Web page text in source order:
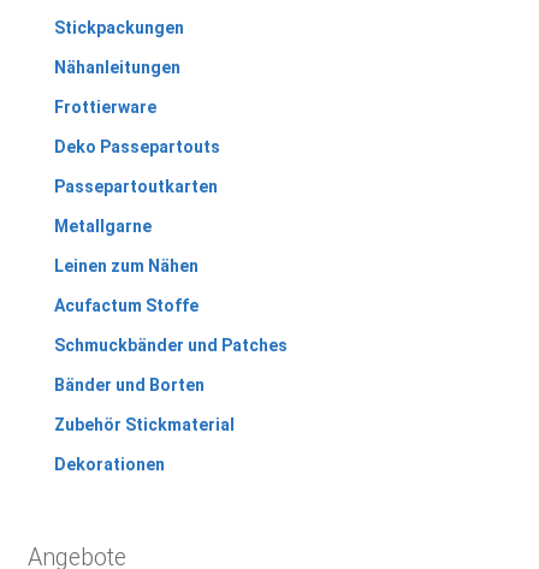
Stickpackungen
Nähanleitungen
Frottierware
Deko Passepartouts
Passepartoutkarten
Metallgarne
Leinen zum Nähen
Acufactum Stoffe
Schmuckbänder und Patches
Bänder und Borten
Zubehör Stickmaterial
Dekorationen
Angebote